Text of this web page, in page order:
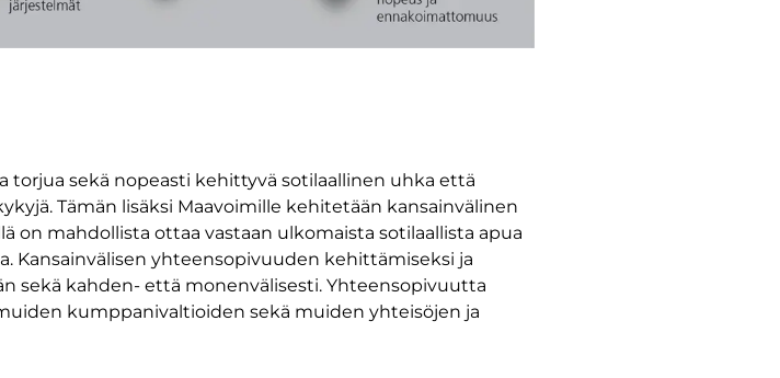
torjua sekä nopeasti kehittyvä sotilaallinen uhka että
Tämän lisäksi Maavoimille kehitetään kansainvälinen
mahdollista ottaa vastaan ulkomaista sotilaallista apua
Kansainvälisen yhteensopivuuden kehittämiseksi ja
sekä kahden- että monenvälisesti. Yhteensopivuutta
kumppanivaltioiden sekä muiden yhteisöjen ja